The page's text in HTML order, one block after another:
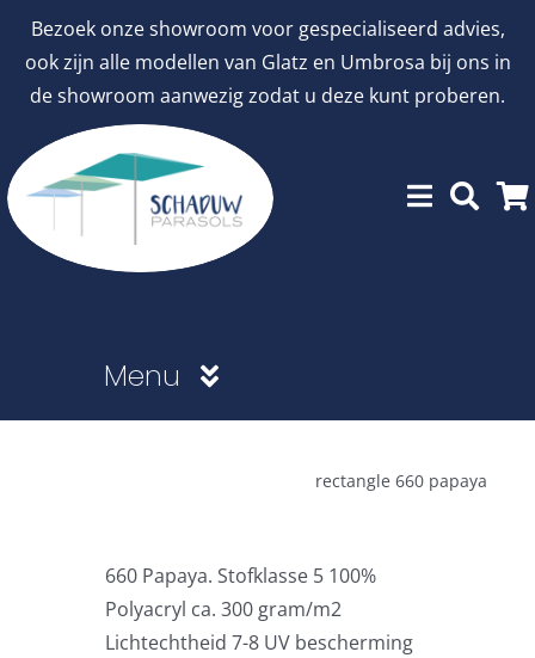
Bezoek onze showroom voor gespecialiseerd advies,
ook zijn alle modellen van Glatz en Umbrosa bij ons in
de showroom aanwezig zodat u deze kunt proberen.
inhoud
Menu
rectangle 660 papaya
660 Papaya. Stofklasse 5 100%
Polyacryl ca. 300 gram/m2
Lichtechtheid 7-8 UV bescherming